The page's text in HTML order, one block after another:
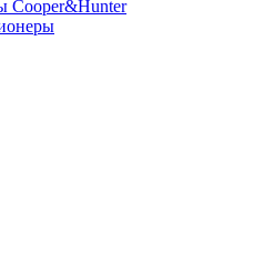
Cooper&Hunter